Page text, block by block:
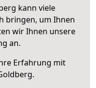
kann viele
bringen, um Ihnen
wir Ihnen unsere
an.
Erfahrung mit
.